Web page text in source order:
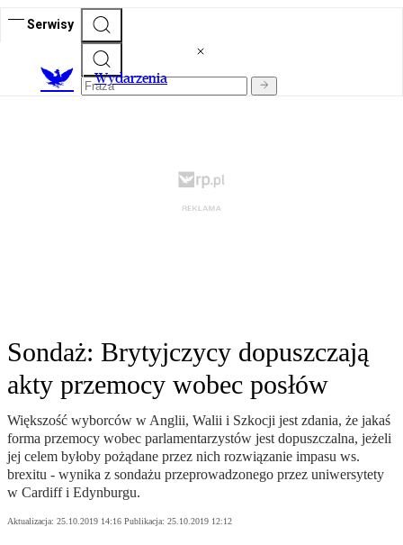
Serwisy
Wydarzenia
Sondaż: Brytyjczycy dopuszczają
akty przemocy wobec posłów
Większość wyborców w Anglii, Walii i Szkocji jest zdania, że jakaś
forma przemocy wobec parlamentarzystów jest dopuszczalna, jeżeli
jej celem byłoby pożądane przez nich rozwiązanie impasu ws.
brexitu - wynika z sondażu przeprowadzonego przez uniwersytety
w Cardiff i Edynburgu.
Aktualizacja: 25.10.2019 14:16 Publikacja: 25.10.2019 12:12